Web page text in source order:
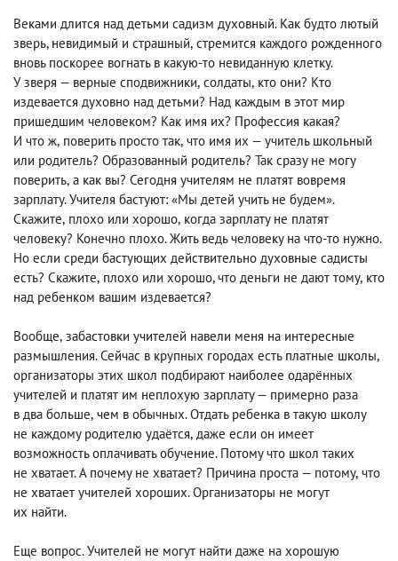
Веками длится над детьми садизм духовный. Как будто лютый
зверь, невидимый и страшный, стремится каждого рожденного
вновь поскорее вогнать в какую-то невиданную клетку.
У зверя — верные сподвижники, солдаты, кто они? Кто
издевается духовно над детьми? Над каждым в этот мир
пришедшим человеком? Как имя их? Профессия какая?
И что ж, поверить просто так, что имя их — учитель школьный
или родитель? Образованный родитель? Так сразу не могу
поверить, а как вы? Сегодня учителям не платят вовремя
зарплату. Учителя бастуют: «Мы детей учить не будем».
Скажите, плохо или хорошо, когда зарплату не платят
человеку? Конечно плохо. Жить ведь человеку на что-то нужно.
Но если среди бастующих действительно духовные садисты
есть? Скажите, плохо или хорошо, что деньги не дают тому, кто
над ребенком вашим издевается?
Вообще, забастовки учителей навели меня на интересные
размышления. Сейчас в крупных городах есть платные школы,
организаторы этих школ подбирают наиболее одарённых
учителей и платят им неплохую зарплату — примерно раза
в два больше, чем в обычных. Отдать ребенка в такую школу
не каждому родителю удаётся, даже если он имеет
возможность оплачивать обучение. Потому что школ таких
не хватает. А почему не хватает? Причина проста — потому, что
не хватает учителей хороших. Организаторы не могут
их найти.
Еще вопрос. Учителей не могут найти даже на хорошую